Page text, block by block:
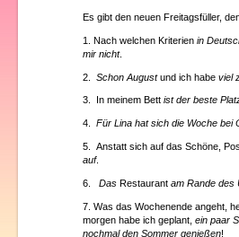
08-
Es gibt den neuen Freitagsfüller,
1. Nach welchen Kriterien in
mir nicht.
2. Schon Augustund ich habe viel
3. In meinem Bett ist der beste
4. Für Lina hat sich die Woche bei
5. Anstatt sich auf das Schöne,
auf.
6. Das Restaurant am Rande des
7. Was das Wochenende angeht,
morgen habe ich geplant, ein paar
nochmal den Sommer genießen!